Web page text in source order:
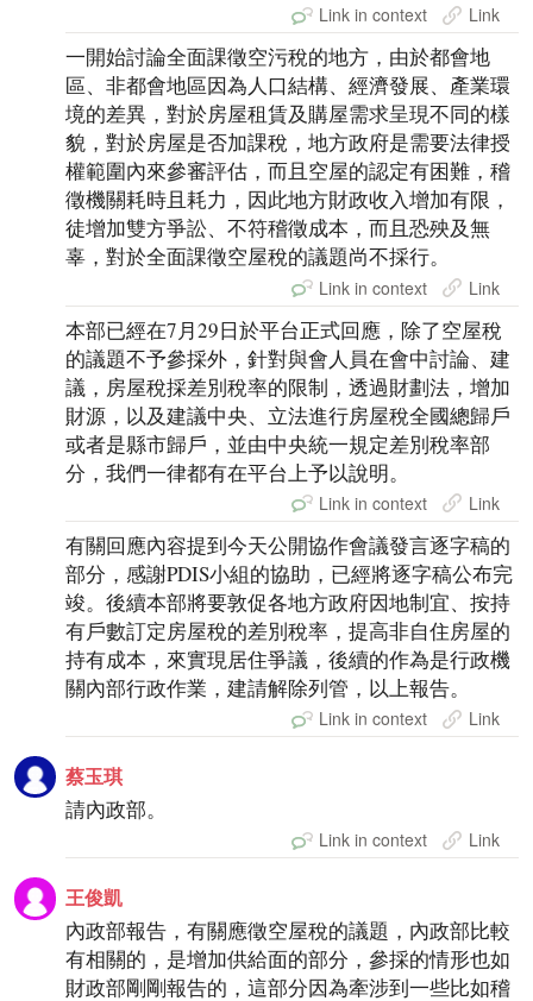
Link in context Link
一開始討論全面課徵空污稅的地方，由於都會地
區、非都會地區因為人口結構、經濟發展、產業環
境的差異，對於房屋租賃及購屋需求呈現不同的樣
貌，對於房屋是否加課稅，地方政府是需要法律授
權範圍內來參審評估，而且空屋的認定有困難，稽
徵機關耗時且耗力，因此地方財政收入增加有限，
徒增加雙方爭訟、不符稽徵成本，而且恐殃及無
辜，對於全面課徵空屋稅的議題尚不採行。
Link in context Link
本部已經在7月29日於平台正式回應，除了空屋稅
的議題不予參採外，針對與會人員在會中討論、建
議，房屋稅採差別稅率的限制，透過財劃法，增加
財源，以及建議中央、立法進行房屋稅全國總歸戶
或者是縣市歸戶，並由中央統一規定差別稅率部
分，我們一律都有在平台上予以說明。
Link in context Link
有關回應內容提到今天公開協作會議發言逐字稿的
部分，感謝PDIS小組的協助，已經將逐字稿公布完
竣。後續本部將要敦促各地方政府因地制宜、按持
有戶數訂定房屋稅的差別稅率，提高非自住房屋的
持有成本，來實現居住爭議，後續的作為是行政機
關內部行政作業，建請解除列管，以上報告。
Link in context Link
蔡玉琪
請內政部。
Link in context Link
王俊凱
內政部報告，有關應徵空屋稅的議題，內政部比較
有相關的，是增加供給面的部分，參採的情形也如
財政部剛剛報告的，這部分因為牽涉到一些比如稽